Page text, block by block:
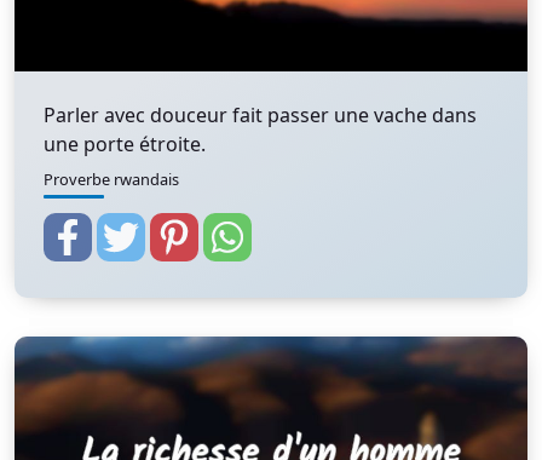
Parler avec douceur fait passer une vache dans
une porte étroite.
Proverbe rwandais